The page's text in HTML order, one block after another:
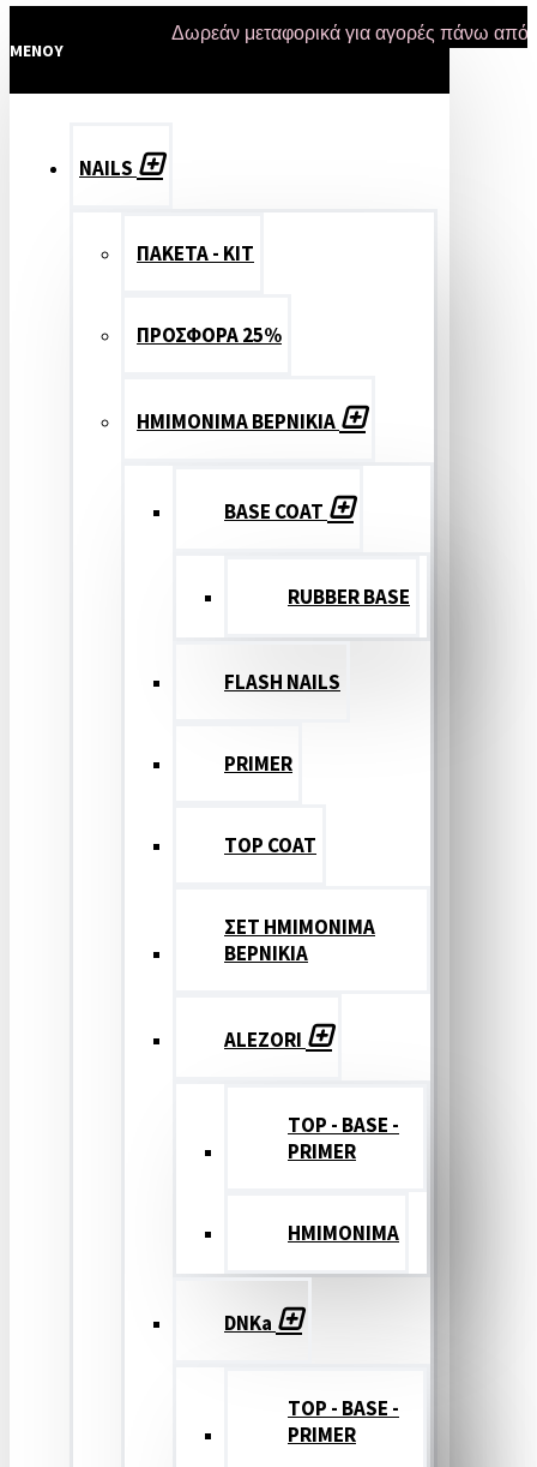
Δωρεάν μεταφορικά για αγορές πάνω από 47
MENOY
NAILS
ΠΑΚΕΤΑ - ΚΙΤ
ΠΡΟΣΦΟΡΑ 25%
ΗΜΙΜΟΝΙΜΑ ΒΕΡΝΙΚΙΑ
BASE COAT
RUBBER BASE
FLASH NAILS
PRIMER
TOP COAT
ΣΕΤ ΗΜΙΜΟΝΙΜΑ
ΒΕΡΝΙΚΙΑ
ALEZORI
TOP - BASE -
PRIMER
ΗΜΙΜΟΝΙΜΑ
DNKa
TOP - BASE -
PRIMER